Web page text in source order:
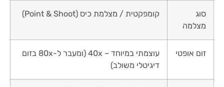
סוג
מצלמה
קומפקטית / מצלמת כיס (Point & Shoot)
זום אופטי
עוצמתי במיוחד – 40x (ומעבר ל-80x בזום
דיגיטלי משולב)